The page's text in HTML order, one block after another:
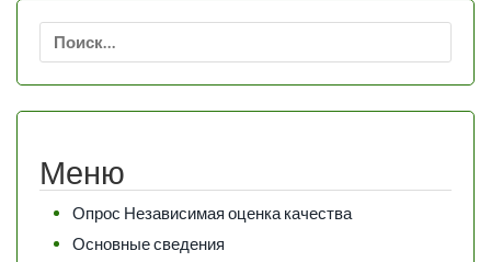
Найти:
Меню
Опрос Независимая оценка качества
Основные сведения